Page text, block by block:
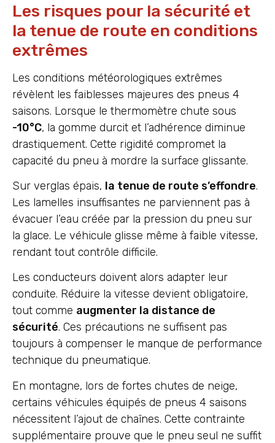
Les risques pour la sécurité et
la tenue de route en conditions
extrêmes
Les conditions météorologiques extrêmes
révèlent les faiblesses majeures des pneus 4
saisons. Lorsque le thermomètre chute sous
-10°C, la gomme durcit et l’adhérence diminue
drastiquement. Cette rigidité compromet la
capacité du pneu à mordre la surface glissante.
Sur verglas épais, la tenue de route s’effondre.
Les lamelles insuffisantes ne parviennent pas à
évacuer l’eau créée par la pression du pneu sur
la glace. Le véhicule glisse même à faible vitesse,
rendant tout contrôle difficile.
Les conducteurs doivent alors adapter leur
conduite. Réduire la vitesse devient obligatoire,
tout comme augmenter la distance de
sécurité. Ces précautions ne suffisent pas
toujours à compenser le manque de performance
technique du pneumatique.
En montagne, lors de fortes chutes de neige,
certains véhicules équipés de pneus 4 saisons
nécessitent l’ajout de chaînes. Cette contrainte
supplémentaire prouve que le pneu seul ne suffit